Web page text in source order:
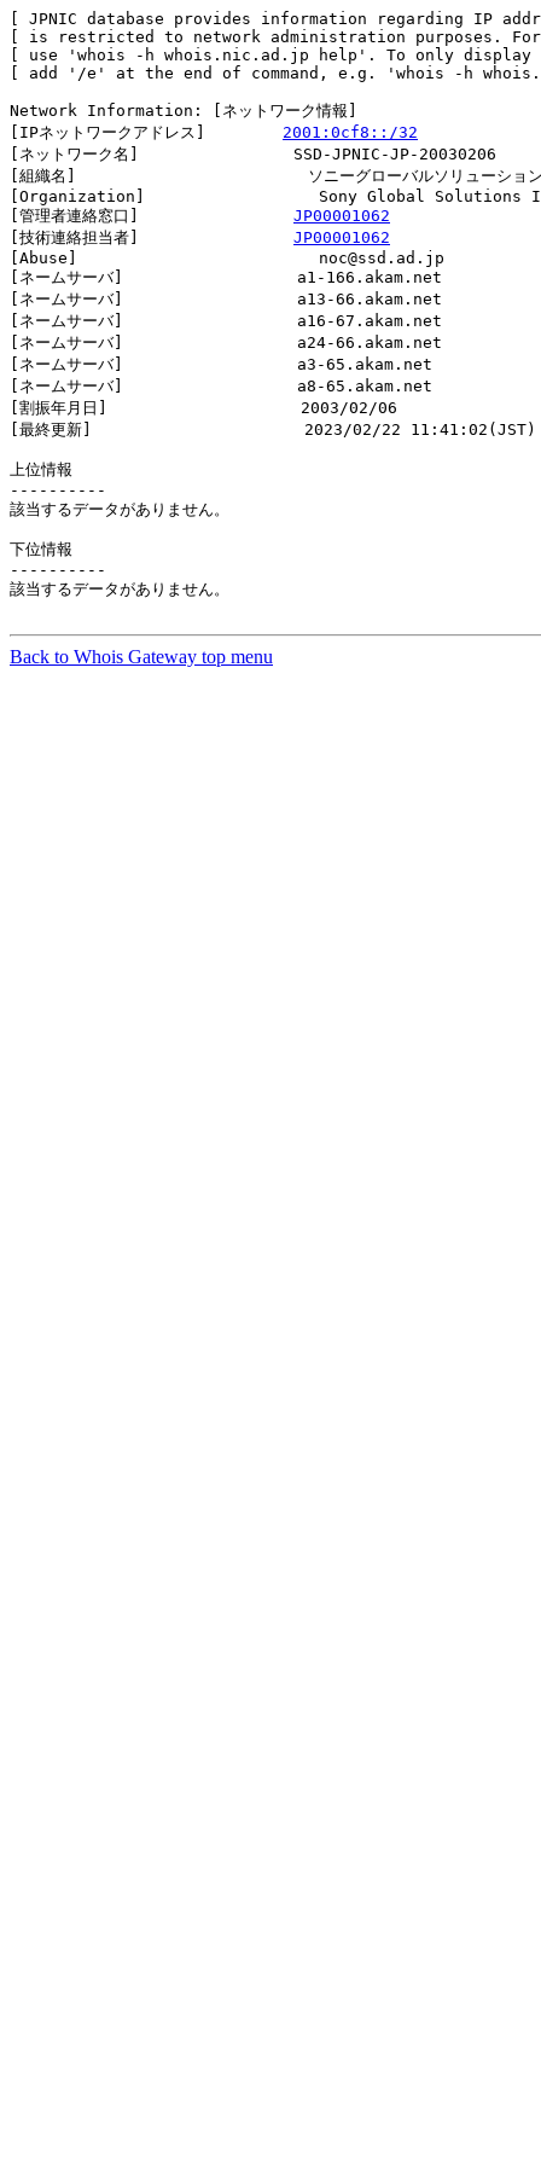
[ JPNIC database provides information regarding IP
[ is restricted to network administration purposes.
[ use 'whois -h whois.nic.ad.jp help'. To only
[ add '/e' at the end of command, e.g. 'whois -h
Network Information: [ネットワーク情報]
[IPネットワークアドレス] 2001:0cf8::/32
[ネットワーク名]                SSD-JPNIC-JP-20030206
[組織名]                        ソニーグローバルソリューション
[Organization]                  Sony Global Solutions
[管理者連絡窓口] JP00001062
[技術連絡担当者] JP00001062
[Abuse]                         noc@ssd.ad.jp
[ネームサーバ]                  a1-166.akam.net
[ネームサーバ]                  a13-66.akam.net
[ネームサーバ]                  a16-67.akam.net
[ネームサーバ]                  a24-66.akam.net
[ネームサーバ]                  a3-65.akam.net
[ネームサーバ]                  a8-65.akam.net
[割振年月日]                    2003/02/06
[最終更新]                      2023/02/22 11:41:02(JST)
上位情報
----------
該当するデータがありません。
下位情報
----------
該当するデータがありません。
Back to Whois Gateway top menu